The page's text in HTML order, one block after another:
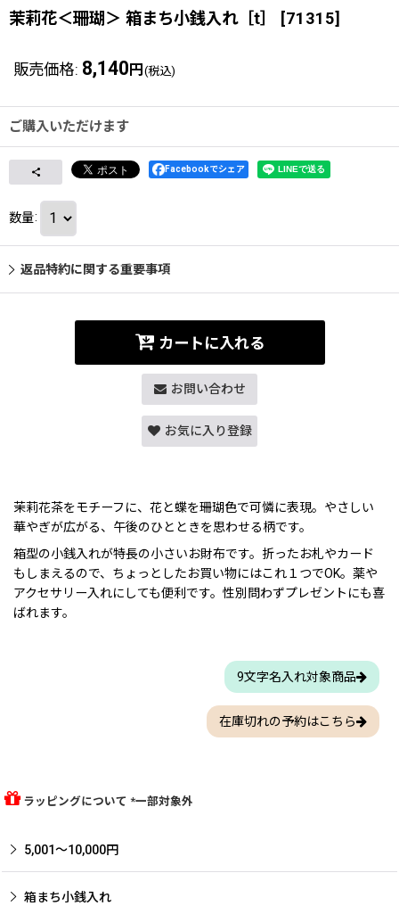
茉莉花＜珊瑚＞ 箱まち小銭入れ［t］ [71315]
販売価格: 8,140 円 (税込)
ご購入いただけます
Facebookでシェア
数量:
返品特約に関する重要事項
カートに入れる
お問い合わせ
お気に入り登録
茉莉花茶をモチーフに、花と蝶を珊瑚色で可憐に表現。やさしい
華やぎが広がる、午後のひとときを思わせる柄です。
箱型の小銭入れが特長の小さいお財布です。折ったお札やカード
もしまえるので、ちょっとしたお買い物にはこれ１つでOK。薬や
アクセサリー入れにしても便利です。性別問わずプレゼントにも喜
ばれます。
9文字名入れ対象商品
在庫切れの予約はこちら
ラッピングについて *一部対象外
5,001〜10,000円
箱まち小銭入れ